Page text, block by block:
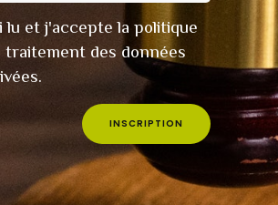
lu et j'accepte la politique
traitement des données
INSCRIPTION